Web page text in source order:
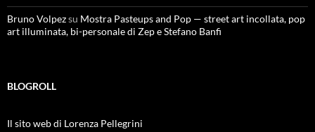
Bruno Volpezsu Mostra Pasteups and Pop — street art incollata, pop
art illuminata, bi-personale di Zep e Stefano Banfi
BLOGROLL
Il sito web di Lorenza Pellegrini